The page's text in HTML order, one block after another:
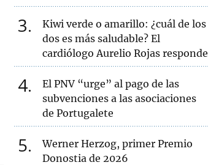
3
Kiwi verde o amarillo: ¿cuál de los
dos es más saludable? El
cardiólogo Aurelio Rojas responde
4
El PNV “urge” al pago de las
subvenciones a las asociaciones
de Portugalete
5
Werner Herzog, primer Premio
Donostia de 2026